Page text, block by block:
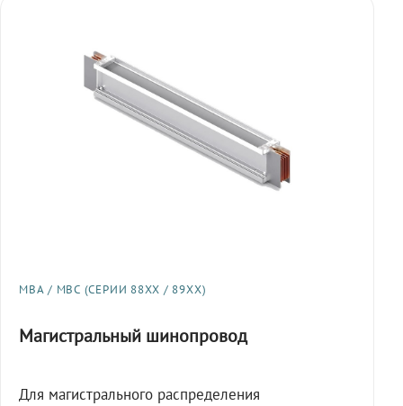
МВА / МВС (СЕРИИ 88XX / 89XX)
Магистральный шинопровод
Для магистрального распределения